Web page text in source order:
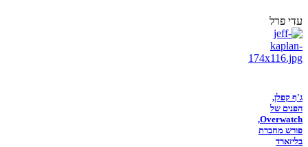
עדי פרל
ג'ף קפלן,
הפנים של
Overwatch,
פורש מחברת
בליזארד